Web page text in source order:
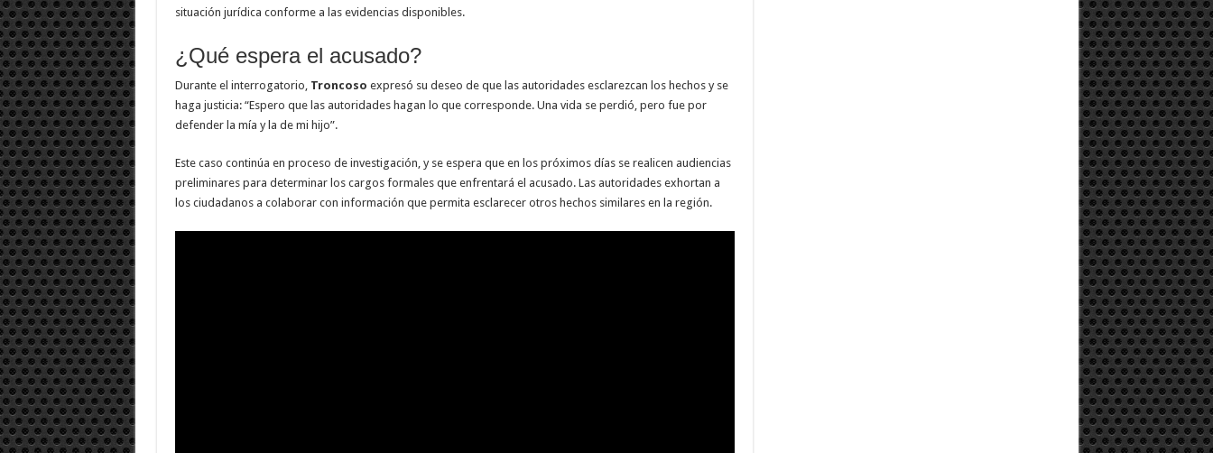
situación jurídica conforme a las evidencias disponibles.
¿Qué espera el acusado?
Durante el interrogatorio, Troncoso expresó su deseo de que las autoridades esclarezcan los hechos y se
haga justicia: “Espero que las autoridades hagan lo que corresponde. Una vida se perdió, pero fue por
defender la mía y la de mi hijo”.
Este caso continúa en proceso de investigación, y se espera que en los próximos días se realicen audiencias
preliminares para determinar los cargos formales que enfrentará el acusado. Las autoridades exhortan a
los ciudadanos a colaborar con información que permita esclarecer otros hechos similares en la región.